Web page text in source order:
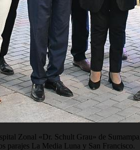
Zonal «Dr. Schult Grau» de
parajes La Media Luna y San Francisco.